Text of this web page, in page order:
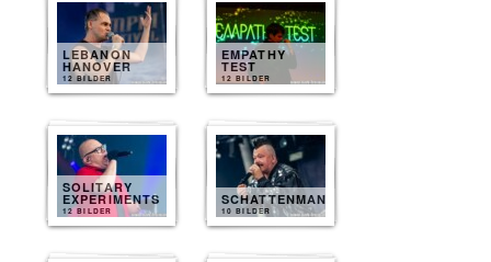
LEBANON
HANOVER
12 BILDER
EMPATHY
TEST
12 BILDER
SOLITARY
EXPERIMENTS
12 BILDER
SCHATTENMANN
10 BILDER